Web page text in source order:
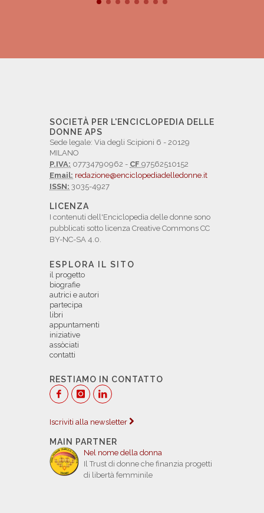
SOCIETÀ PER L'ENCICLOPEDIA DELLE
DONNE APS
Sede legale: Via degli Scipioni 6 - 20129
MILANO
P.IVA: 07734790962 - CF 97562510152
Email: redazione@enciclopediadelledonne.it
ISSN: 3035-4927
LICENZA
I contenuti dell'Enciclopedia delle donne sono
pubblicati sotto licenza Creative Commons CC
BY-NC-SA 4.0.
ESPLORA IL SITO
il progetto
biografie
autrici e autori
partecipa
libri
appuntamenti
iniziative
assòciati
contatti
RESTIAMO IN CONTATTO
Iscriviti alla newsletter
MAIN PARTNER
Nel nome della donna
Il Trust di donne che finanzia progetti
di libertà femminile